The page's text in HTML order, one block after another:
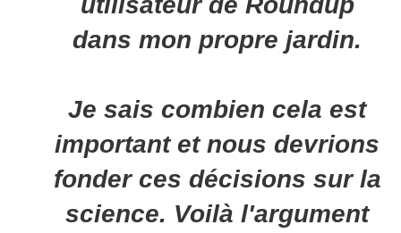
dans mon propre jardin.
Je sais combien cela est
important et nous devrions
fonder ces décisions sur la
science. Voilà l'argument